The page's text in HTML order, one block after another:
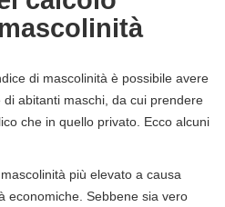
di mascolinità è possibile avere
abitanti maschi, da cui prendere
che in quello privato. Ecco alcuni
più elevato a causa
economiche. Sebbene sia vero